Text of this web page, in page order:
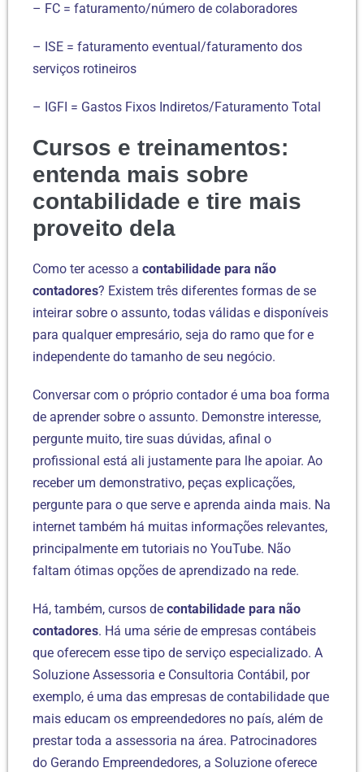
– FC = faturamento/número de colaboradores
– ISE = faturamento eventual/faturamento dos
serviços rotineiros
– IGFI = Gastos Fixos Indiretos/Faturamento Total
Cursos e treinamentos:
entenda mais sobre
contabilidade e tire mais
proveito dela
Como ter acesso a contabilidade para não
contadores? Existem três diferentes formas de se
inteirar sobre o assunto, todas válidas e disponíveis
para qualquer empresário, seja do ramo que for e
independente do tamanho de seu negócio.
Conversar com o próprio contador é uma boa forma
de aprender sobre o assunto. Demonstre interesse,
pergunte muito, tire suas dúvidas, afinal o
profissional está ali justamente para lhe apoiar. Ao
receber um demonstrativo, peças explicações,
pergunte para o que serve e aprenda ainda mais. Na
internet também há muitas informações relevantes,
principalmente em tutoriais no YouTube. Não
faltam ótimas opções de aprendizado na rede.
Há, também, cursos de contabilidade para não
contadores. Há uma série de empresas contábeis
que oferecem esse tipo de serviço especializado. A
Soluzione Assessoria e Consultoria Contábil, por
exemplo, é uma das empresas de contabilidade que
mais educam os empreendedores no país, além de
prestar toda a assessoria na área. Patrocinadores
do Gerando Empreendedores, a Soluzione oferece